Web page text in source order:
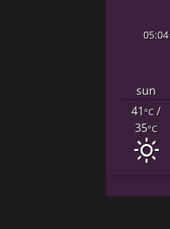
05:04
sun
41°C/
35°C